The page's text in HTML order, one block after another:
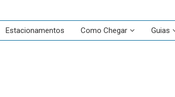
Estacionamentos Como Chegar Guias